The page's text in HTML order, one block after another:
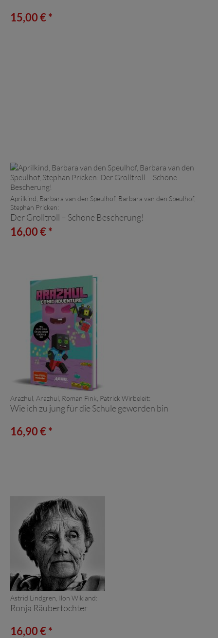
15,00 € *
Aprilkind, Barbara van den Speulhof, Barbara van den Speulhof,
Stephan Pricken:
Der Grolltroll – Schöne Bescherung!
16,00 € *
Arazhul, Arazhul, Roman Fink, Patrick Wirbeleit:
Wie ich zu jung für die Schule geworden bin
16,90 € *
Astrid Lindgren, Ilon Wikland:
Ronja Räubertochter
16,00 € *